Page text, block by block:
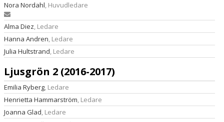
Nora Nordahl, Huvudledare
Alma Diez, Ledare
Hanna Andren, Ledare
Julia Hultstrand, Ledare
Ljusgrön 2 (2016-2017)
Emilia Ryberg, Ledare
Henrietta Hammarström, Ledare
Joanna Glad, Ledare